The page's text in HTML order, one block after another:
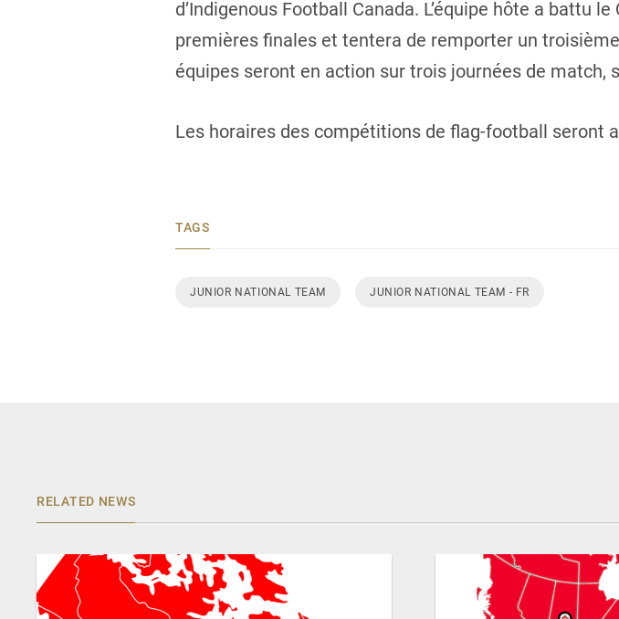
d’Indigenous Football Canada. L’équipe hôte a battu
premières finales et tentera de remporter un
équipes seront en action sur trois journées de
Les horaires des compétitions de flag-football seront
TAGS
JUNIOR NATIONAL TEAM JUNIOR NATIONAL TEAM - FR
RELATED NEWS